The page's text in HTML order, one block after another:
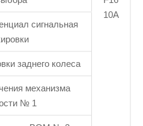
10А
сигнальная
заднего колеса
механизма
№ 1